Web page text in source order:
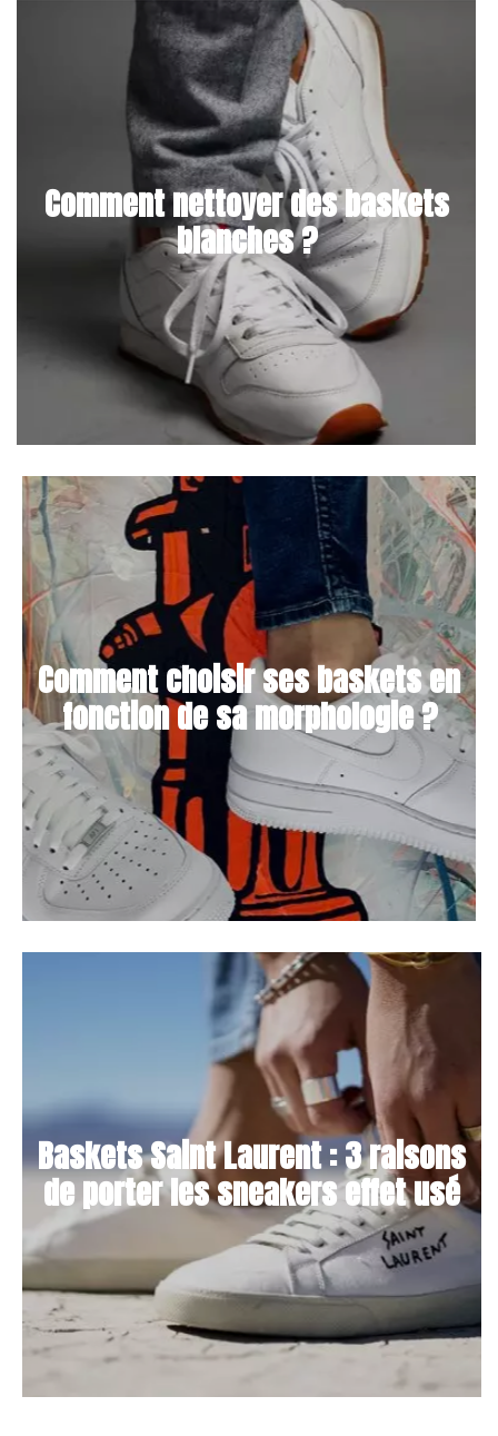
Comment nettoyer des baskets
blanches ?
Comment choisir ses baskets en
fonction de sa morphologie ?
Baskets Saint Laurent : 3 raisons
de porter les sneakers effet usé